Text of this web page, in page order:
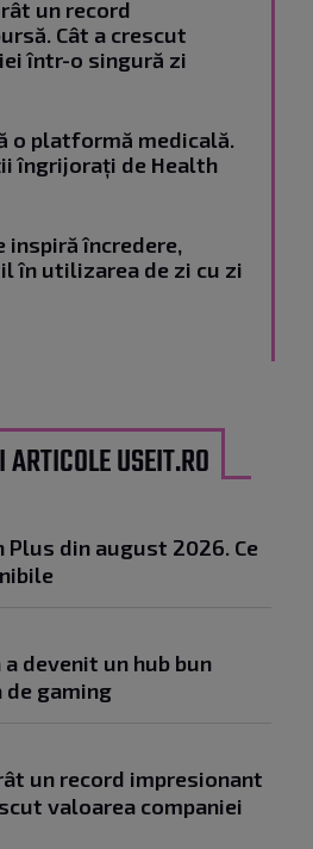
un record
Cât a crescut
într-o singură zi
o platformă medicală.
îngrijorați de Health
inspiră încredere,
în utilizarea de zi cu zi
USEIT.RO
din august 2026. Ce
a devenit un hub bun
gaming
un record impresionant
valoarea companiei